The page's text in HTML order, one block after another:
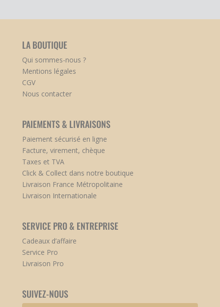
LA BOUTIQUE
Qui sommes-nous ?
Mentions légales
CGV
Nous contacter
PAIEMENTS & LIVRAISONS
Paiement sécurisé en ligne
Facture, virement, chèque
Taxes et TVA
Click & Collect dans notre boutique
Livraison France Métropolitaine
Livraison Internationale
SERVICE PRO & ENTREPRISE
Cadeaux d’affaire
Service Pro
Livraison Pro
SUIVEZ-NOUS